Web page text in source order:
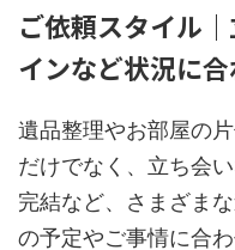
ご依頼スタイル
インなど状況に
遺品整理やお部屋の
だけでなく、立ち会
完結など、さまざま
の予定やご事情に合